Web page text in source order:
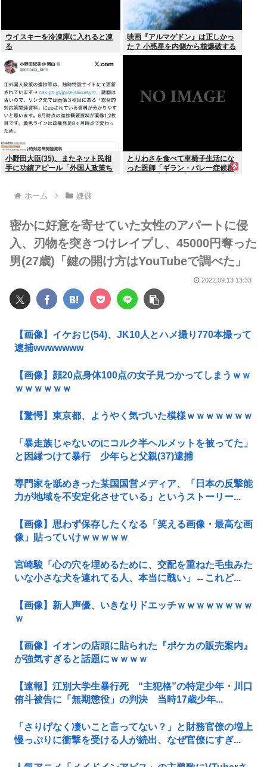
ウイスキーを冷凍庫に入れると凍
る
映画『アルマゲドン』は正しかっ
た？ 小惑星を内側から核爆破する
地球防衛策
小野田大臣(35)、またネット民相
手に功績アピール「外国人政策ち
とりわさを食べて車椅子生活にな
った医師「ギラン・バレー症候群
ホーム 嫌儲
密かに好意を寄せていた女性のアパートに侵
入、刃物を突きつけレイプし、45000円奪った
男(27歳)「鍵の開け方はYouTubeで調べた」
2022.09.13 13:33
【画像】イケおじ(54)、JK10人とハメ撮り770本撮って
逮捕wwwwwww
【画像】顔20点身体100点の女子見つかってしまうｗｗ
ｗｗｗｗｗｗ
【驚愕】東京都、ようやく気づいた模様ｗｗｗｗｗｗｗ
「暴走族じゃないのにコルク半ヘルメットを被ってた」
と因縁つけて暴行 少年らと父親(37)逮捕
専門家を舐めきった某国国営メディア、「日本の反撃能
力が地域を不安定化させている」というストーリー...
【画像】思わず保存したくなる「笑える画像・最高な画
像」貼っていけｗｗｗｗｗ
宮崎駿「心の穴を埋めるために、交配を重ねた毛虫みた
いな小さな犬を連れてる人、本当に醜い」←これど...
【画像】新人声優、いきなりドエッチｗｗｗｗｗｗｗｗ
ｗ
【画像】イオンの店頭に貼られた『ポケカの販売案内』
が強気すぎると話題にｗｗｗｗ
【速報】江別大学生暴行死 “主犯格”の特定少年・川口
侑斗被告に「無期懲役」の判決 当時17歳少年...
「さりげなく凄いこと言ってない？」と財務官僚の増上
慢っぷりに衝撃を受ける人が続出、なぜ官僚にすぎ...